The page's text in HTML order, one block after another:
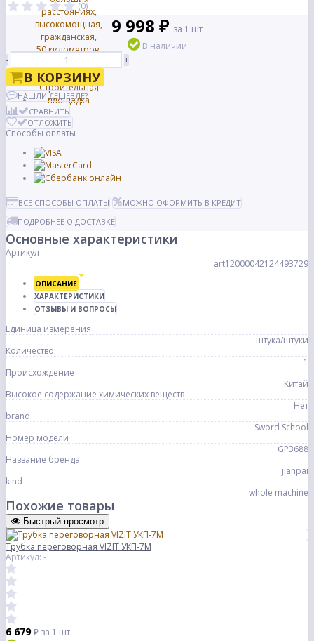
(0)
9 998 ₽ за 1 шт
В наличии
-
+
В КОРЗИНУ
НАШЛИ ДЕШЕВЛЕ?
СРАВНИТЬ
ОТЛОЖИТЬ
Способы оплаты
ВСЕ СПОСОБЫ ОПЛАТЫ
МОЖНО ОФОРМИТЬ В КРЕДИТ
ПОДРОБНЕЕ О ДОСТАВКЕ
Основные характеристики
Артикул
art12000042124493729
ОПИСАНИЕ
ХАРАКТЕРИСТИКИ
ОТЗЫВЫ И ВОПРОСЫ
Единица измерения
штука/штуки
Количество
1
Происхождение
Китай
Высокое содержание химических веществ
Нет
brand
Sword School
Номер модели
GP3688
Название бренда
jianpai
kind
whole machine
Похожие товары
Быстрый просмотр
Трубка переговорная VIZIT УКП-7М
Артикул: -
6 679₽ за 1 шт